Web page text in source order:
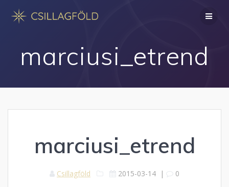
marciusi_etrend
marciusi_etrend
Csillagföld 2015-03-14 | 0